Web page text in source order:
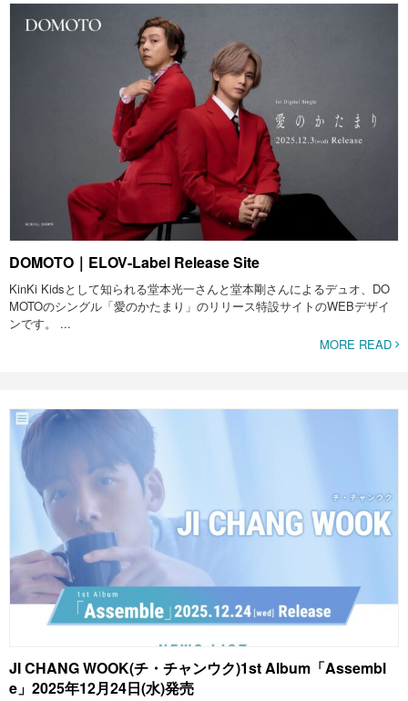
DOMOTO｜ELOV-Label Release Site
KinKi Kidsとして知られる堂本光一さんと堂本剛さんによるデュオ、DO
MOTOのシングル「愛のかたまり」のリリース特設サイトのWEBデザイ
ンです。 ...
MORE READ
JI CHANG WOOK(チ・チャンウク)1st Album「Assembl
e」2025年12月24日(水)発売